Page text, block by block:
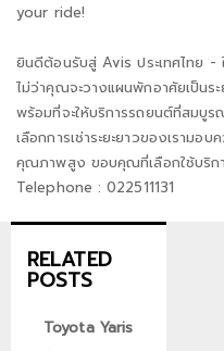
your ride!
ยินดีต้อนรับสู่ Avis ประเทศไทย -
ไม่ว่าคุณจะวางแผนพักอาศัยเป็นร
พร้อมที่จะให้บริการรถยนต์ที่สมบู
เลือกการเช่าระยะยาวของเรามอ
คุณภาพสูง ขอบคุณที่เลือกใช้บริก
Telephone : 022511131
RELATED
POSTS
Toyota Yaris